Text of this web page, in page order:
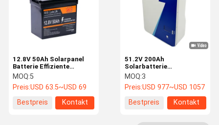
Werksbesich
Qualitätskon Kontakt Mit
Rechtssach
51.2V 200Ah
Solarbatterie
Energiespeichersystem
hohe Effizienz für
skalierbare Leistung
MOQ:3
Preis:USD 977~USD 1057
Bestpreis
Kontakt
12.8V 50Ah Solarpanel
Batterie Effiziente
Energiespeicherbatterie
MOQ:5
Preis:USD 63.5~USD 69
Bestpreis
Kontakt